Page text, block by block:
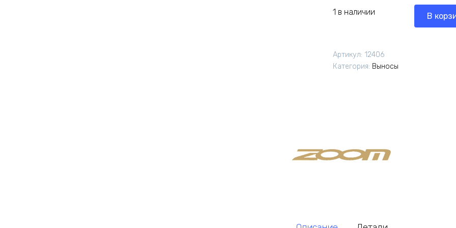
1 в наличии В
Артикул: 12406
Категория: Выносы